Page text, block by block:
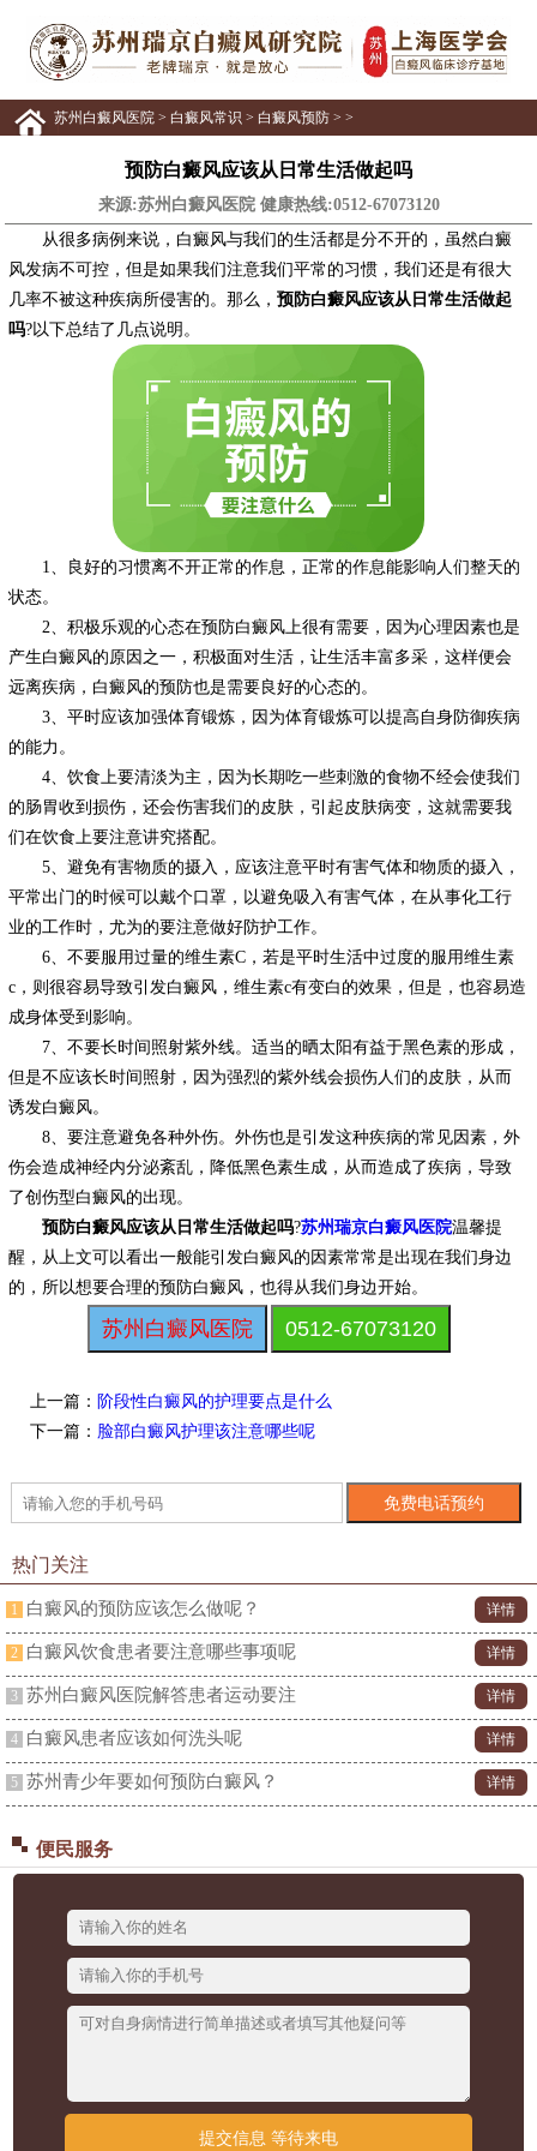
苏州白癜风医院> 白癜风常识 > 白癜风预防> >
预防白癜风应该从日常生活做起吗
来源:苏州白癜风医院 健康热线:0512-67073120
从很多病例来说，白癜风与我们的生活都是分不开的，虽然白癜
风发病不可控，但是如果我们注意我们平常的习惯，我们还是有很大
几率不被这种疾病所侵害的。那么，预防白癜风应该从日常生活做起
吗?以下总结了几点说明。
1、良好的习惯离不开正常的作息，正常的作息能影响人们整天的
状态。
2、积极乐观的心态在预防白癜风上很有需要，因为心理因素也是
产生白癜风的原因之一，积极面对生活，让生活丰富多采，这样便会
远离疾病，白癜风的预防也是需要良好的心态的。
3、平时应该加强体育锻炼，因为体育锻炼可以提高自身防御疾病
的能力。
4、饮食上要清淡为主，因为长期吃一些刺激的食物不经会使我们
的肠胃收到损伤，还会伤害我们的皮肤，引起皮肤病变，这就需要我
们在饮食上要注意讲究搭配。
5、避免有害物质的摄入，应该注意平时有害气体和物质的摄入，
平常出门的时候可以戴个口罩，以避免吸入有害气体，在从事化工行
业的工作时，尤为的要注意做好防护工作。
6、不要服用过量的维生素C，若是平时生活中过度的服用维生素
c，则很容易导致引发白癜风，维生素c有变白的效果，但是，也容易造
成身体受到影响。
7、不要长时间照射紫外线。适当的晒太阳有益于黑色素的形成，
但是不应该长时间照射，因为强烈的紫外线会损伤人们的皮肤，从而
诱发白癜风。
8、要注意避免各种外伤。外伤也是引发这种疾病的常见因素，外
伤会造成神经内分泌紊乱，降低黑色素生成，从而造成了疾病，导致
了创伤型白癜风的出现。
预防白癜风应该从日常生活做起吗?苏州瑞京白癜风医院温馨提
醒，从上文可以看出一般能引发白癜风的因素常常是出现在我们身边
的，所以想要合理的预防白癜风，也得从我们身边开始。
苏州白癜风医院 0512-67073120
上一篇： 阶段性白癜风的护理要点是什么
下一篇： 脸部白癜风护理该注意哪些呢
热门关注
1 白癜风的预防应该怎么做呢？ 详情
2 白癜风饮食患者要注意哪些事项呢 详情
3 苏州白癜风医院解答患者运动要注 详情
4 白癜风患者应该如何洗头呢 详情
5 苏州青少年要如何预防白癜风？ 详情
便民服务